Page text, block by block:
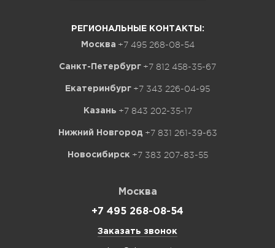
РЕГИОНАЛЬНЫЕ КОНТАКТЫ:
Москва +7 495 268-08-54
Санкт-Петербург +7 812 458-35-67
Екатеринбург +7 343 226-04-95
Казань +7 843 202-35-17
Нижний Новгород +7 831 261-39-63
Новосибирск +7 383 207-83-55
Москва
+7 495 268-08-54
Заказать звонок